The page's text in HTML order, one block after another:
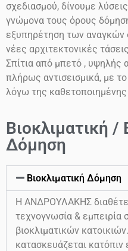
σχεδιασμού, δίνουμε
γνώμονα τους όρους
εξυπηρέτηση των αναγκών
νέες αρχιτεκτονικές
Σπίτια από μπετό , υψηλής
πλήρως αντισεισμικά, με
λόγω της
Βιοκλιματική /
Δόμηση
Βιοκλιματική Δόμηση
Η ΑΝΔΡΟΥΛΑΚΗΣ
τεχνογνωσία & εμπειρία
βιοκλιματικών
κατασκευάζεται